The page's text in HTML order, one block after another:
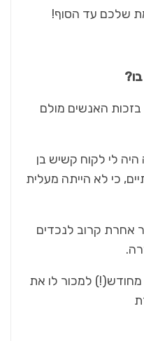
שלכם עד הסוף!
האנשים מולם
לי לקוח קשיש בן
כי לא הייתה מעלית
אחרת קרוב לנכדים
למכור לו את